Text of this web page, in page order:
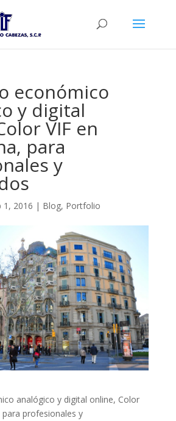
económico
y digital
VIF en
para
y
1, 2016 | Blog, Portfolio
analógico y digital online, Color
profesionales y